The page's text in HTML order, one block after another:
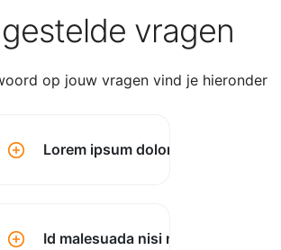
vragen
op jouw vragen vind je hieronder
Lorem ipsum dolor sit amet
Id malesuada nisi montes?